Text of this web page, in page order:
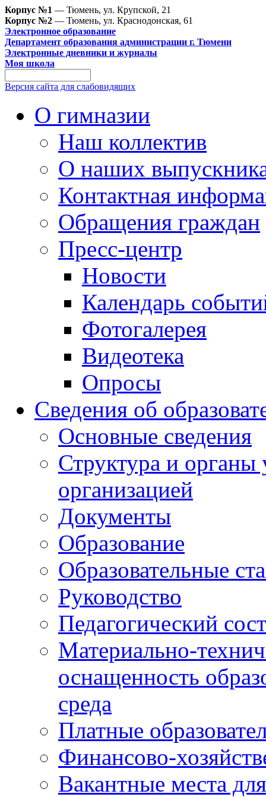
Корпус №1 — Тюмень, ул. Крупской, 21
Корпус №2 — Тюмень, ул. Краснодонская, 61
Электронное образование
Департамент образования администрации г. Тюмени
Электронные дневники и журналы
Моя школа
Версия сайта для слабовидящих
О гимназии
Наш коллектив
О наших
Контактная
Обращения граждан
Пресс-центр
Новости
Календарь
Фотогалерея
Видеотека
Опросы
Сведения об
Основные сведения
Структура и органы
организацией
Документы
Образование
Образовательные
Руководство
Педагогический
Материально-
оснащенность
среда
Платные
Финансово-
Вакантные места